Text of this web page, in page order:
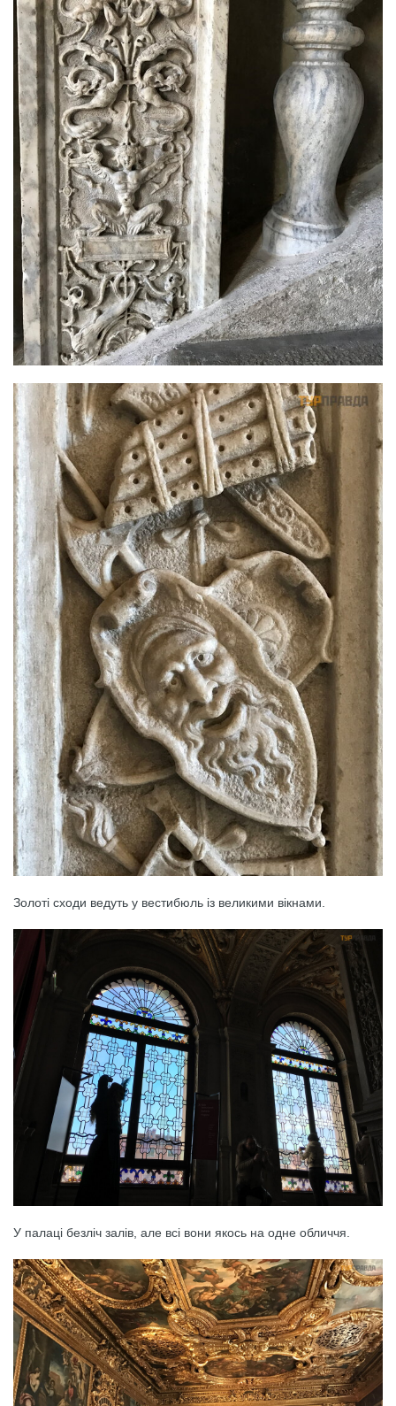
Золоті сходи ведуть у вестибюль із великими вікнами.
У палаці безліч залів, але всі вони якось на одне обличчя.